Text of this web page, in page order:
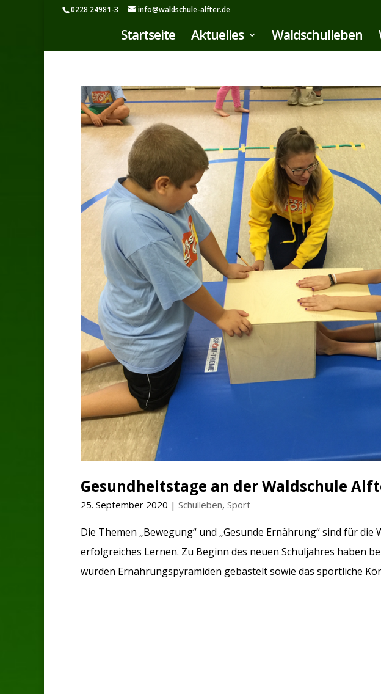
0228 24981-3 info@waldschule-alfter.de
Startseite Aktuelles Waldschulleben
Gesundheitstage an der Waldschule
25. September 2020 | Schulleben, Sport
Die Themen „Bewegung“ und „Gesunde Ernährung“ sind für
erfolgreiches Lernen. Zu Beginn des neuen Schuljahres haben
wurden Ernährungspyramiden gebastelt sowie das sportliche